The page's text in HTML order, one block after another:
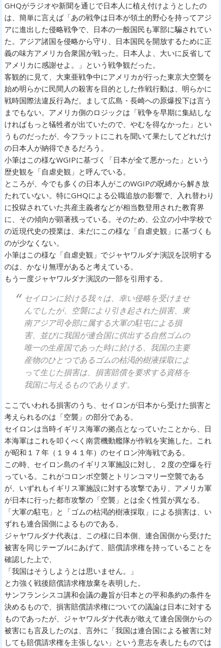
GHQがラジオや新聞を通じで日本人に植え付けようとしたの
は、簡単に言えば「あの戦争は日本が領土的野心を持ってアジ
アに進出した侵略戦争で、日本の一般国民も軍部に騙されてい
た。アジア諸国を侵略から守り、日本国民を開放するために正
義の味方アメリカ合衆国が戦った。日本人よ、大いに反省して
アメリカに感謝せよ。」という戦争観だった。
客観的に見て、大東亜戦争中にアメリカが行った東京大空襲を
始め明らかに民間人の殺害を目的とした作戦行動は、明らかに
戦時国際法違反行為だ。まして広島・長崎への原爆投下は言う
までもない。アメリカ側のロジックは「戦争を早期に集結しな
ければもっと犠牲者が出ていたので、やむを得なかった」とい
うものだったが、今フラットにこれを聞いて果たしてどれだけ
の日本人が納得できるだろう。
小筆はこの様なWGIPに基づく「日本が全て悪かった」という
歴史観を「自虐史観」と呼んでいる。
ところが、今でも多くの日本人がこのWGIPの呪縛から解き放
たれていない。特にGHQによる公職追放の影響で、入れ替わり
に投獄されていた共産主義者などが相当数登用された教育界
に、その傾向が顕著残っている。そのため、公立の小中学校で
の近現代史の授業は、未だにこの様な「自虐史観」に基づくも
のが少なくない。
小筆はこの様な「自虐史観」でジャヤワルダナ演説を説明する
のは、かなり無理があると考えている。
もう一度ジャヤワルダナ演説の一部を引用する。
セイロンに於ける我々は、幸い侵略を受けませ
んでしたが、空襲により引き起された損害、東
南アジア司令部に属する大軍の駐屯による損
害、並びに我国が連合国に供出する自然ゴムの
唯一の生産国であった時に於ける、我国の主要
産物のひとつであるゴムの枯渇的樹液採取によ
って生じた損害は、損害賠償を要求する資格を
我国に与えるものであります。
ここでいわれる損害のうち、セイロンが日本から受けた損害と
考えられるのは「空襲」の部分である。
セイロンは当時イギリス海軍の拠点となっていたことから、日
本海軍はこれを叩くべく南雲機動艦隊が作戦を実施した。これ
が昭和１７年（１９４１年）のセイロン沖海戦である。
この時、セイロン島のイギリス軍施設に対し、２度の空爆を行
っている。これがコロンボ空襲とトリンコマリー空襲である
が、いずれもイギリス軍施設に対する攻撃であり、アメリカ軍
が日本に行った都市攻撃の「空襲」とは全く性質が異なる。
「大軍の駐屯」と「ゴムの枯渇的樹液採取」による損害は、い
ずれも連合国側によるものである。
ジャヤワルダナ代表は、この様に日本側、連合国側から受けた
被害を同じテーブルにあげて、賠償請求権を持っていることを
確認した上で、
「我国はそうしようとは思いません。」
と力強く戦後賠償請求権放棄を表明した。
サンフランシスコ講和会議の趣旨が日本との平和条約の条件を
決めるもので、損害賠償請求権についての議論は日本に対する
ものであったが、ジャヤワルダナ代表が敢えて連合国側からの
被害にも言及したのは、言外に「我国は連合国による被害に対
しても賠償請求権を主張しない」という意志を表したものでは